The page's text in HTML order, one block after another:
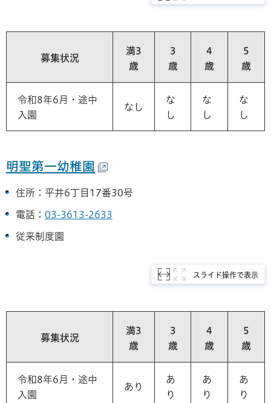
募集状況
満3
歳
3
歳
4
歳
5
歳
令和8年6月・途中
入園
なし
な
し
な
し
な
し
明聖第一幼稚園
住所：平井6丁目17番30号
電話： 03-3613-2633
従来制度園
スライド操作で表示
募集状況
満3
歳
3
歳
4
歳
5
歳
令和8年6月・途中
入園
あり
あ
り
あ
り
あ
り